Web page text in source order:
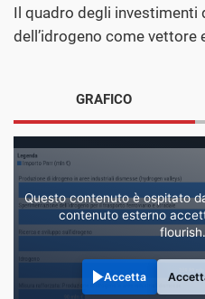
Il quadro degli investimenti
dell’idrogeno come vettore
GRAFICO
Questo contenuto è ospitato
contenuto esterno
Accetta